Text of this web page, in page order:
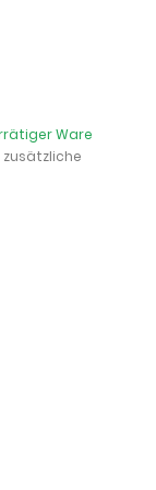
Ware
zusätzliche